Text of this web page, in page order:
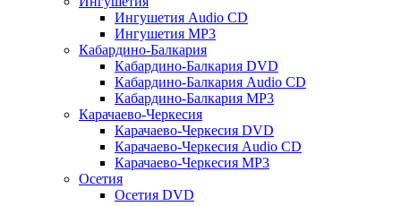
Ингушетия Audio CD
Ингушетия MP3
Кабардино-Балкария
Кабардино-Балкария DVD
Кабардино-Балкария Audio CD
Кабардино-Балкария MP3
Карачаево-Черкесия
Карачаево-Черкесия DVD
Карачаево-Черкесия Audio CD
Карачаево-Черкесия MP3
Осетия
Осетия DVD